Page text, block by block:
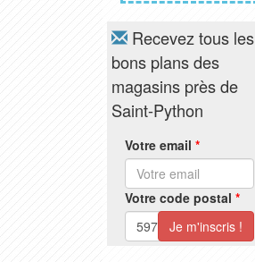
Recevez tous les
bons plans des
magasins près de
Saint-Python
Votre email *
Votre code postal *